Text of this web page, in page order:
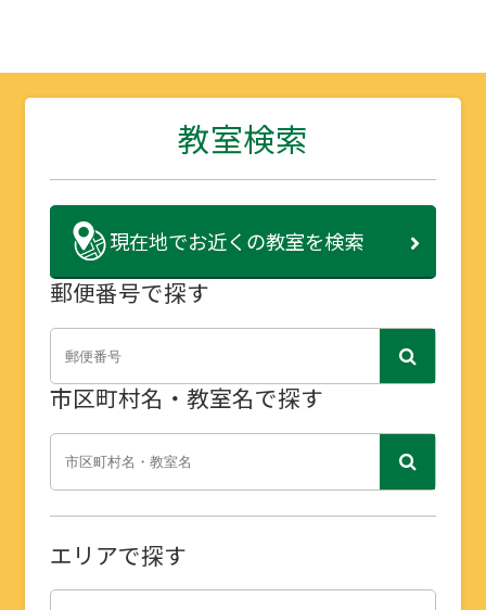
教室検索
現在地でお近くの教室を検索
郵便番号で探す
市区町村名・教室名で探す
エリアで探す